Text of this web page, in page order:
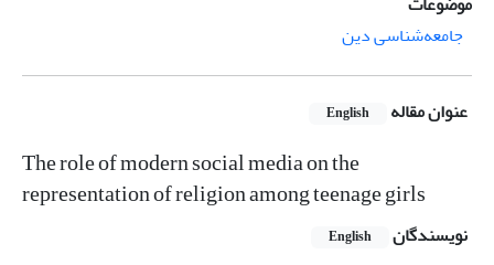
جامعه‌شناسی دین
عنوان مقاله English
The role of modern social media on the
representation of religion among teenage girls
نویسندگان English